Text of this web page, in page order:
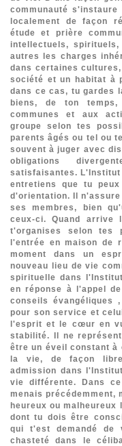
communauté
localement de façon
étude et prière
intellectuels,
autres les charges
dans certaines
société et un habitat à
dans ce cas, tu gardes
biens, de ton
communes et aux
groupe selon tes
parents âgés ou tel ou
souvent à juger avec
obligations
satisfaisantes. L'Institut
entretiens que tu
d'orientation. Il
ses membres, bien
ceux-ci. Quand arrive
t'organises selon tes
l'entrée en maison de
moment dans un
nouveau lieu de vie
spirituelle dans
en réponse à l'appel
conseils évangéliques
pour son service et
l'esprit et le cœur en
stabilité. Il ne
être un éveil constant à
la vie, de façon
admission dans
vie différente. Dans
menais précédemment,
heureux ou
dont tu dois être
qui t'est demandé de
chasteté dans le